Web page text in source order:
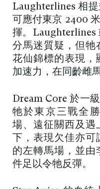
Laughterlines 相
可應付東京 2400
揮。Laughterlines
分馬迷質疑，但牠
花仙錦標的表現，
加速力，在同齡雌
Dream Core 於一
牠於東京三戰全
場、遠征關西及遇
下，表現欠佳亦
的左轉馬場，並由
件足以令牠反彈。